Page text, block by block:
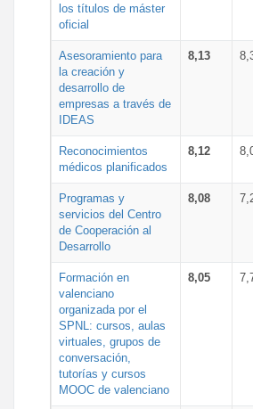
los títulos de máster
oficial
Asesoramiento para
la creación y
desarrollo de
empresas a través de
IDEAS
8,13
Reconocimientos
médicos planificados
8,12
Programas y
servicios del Centro
de Cooperación al
Desarrollo
8,08
Formación en
valenciano
organizada por el
SPNL: cursos, aulas
virtuales, grupos de
conversación,
tutorías y cursos
MOOC de valenciano
8,05